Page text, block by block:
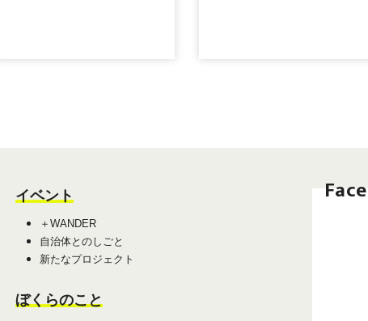
イベント
＋WANDER
自治体とのしごと
新たなプロジェクト
ぼくらのこと